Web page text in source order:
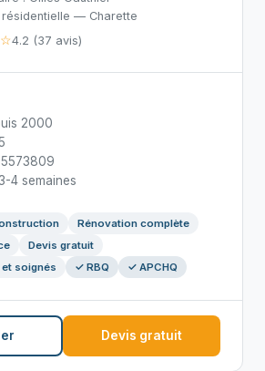
résidentielle — Charette
4.2 (37 avis)
2000
5573809
4 semaines
Rénovation complète
Devis gratuit
soignés
✓ RBQ ✓ APCHQ
Devis gratuit